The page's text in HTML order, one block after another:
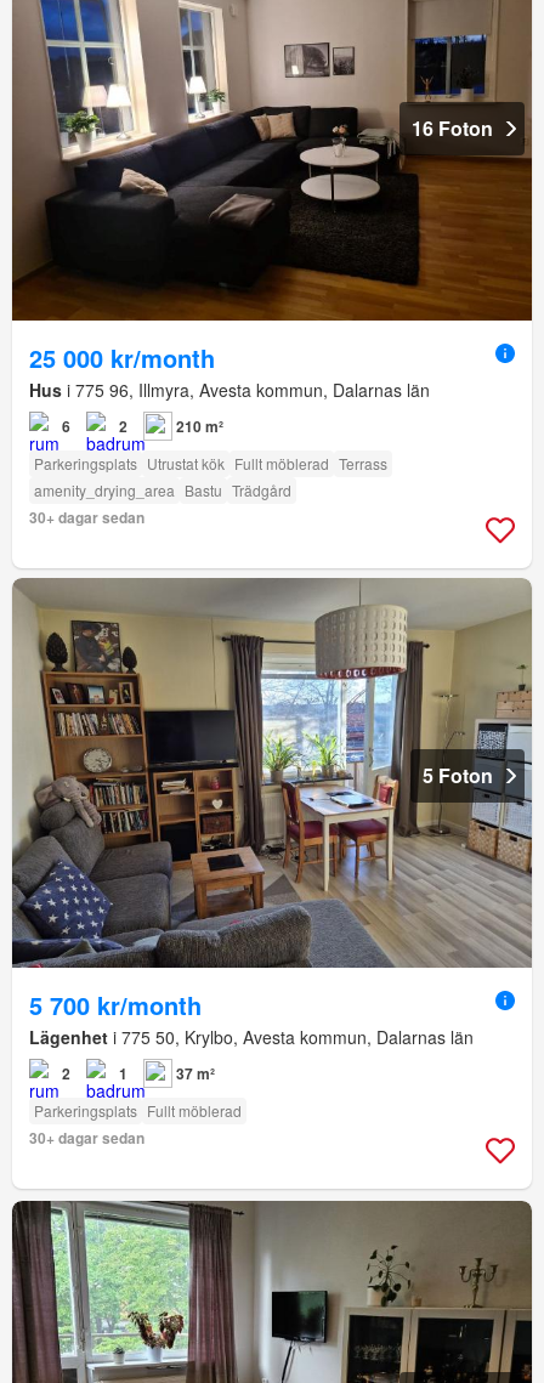
16 Foton
25 000 kr/month
Hus i 775 96, Illmyra, Avesta kommun, Dalarnas län
6 2 210 m²
Parkeringsplats Utrustat kök Fullt möblerad Terrass
amenity_drying_area Bastu Trädgård
30+ dagar sedan
5 Foton
5 700 kr/month
Lägenhet i 775 50, Krylbo, Avesta kommun, Dalarnas län
2 1 37 m²
Parkeringsplats Fullt möblerad
30+ dagar sedan